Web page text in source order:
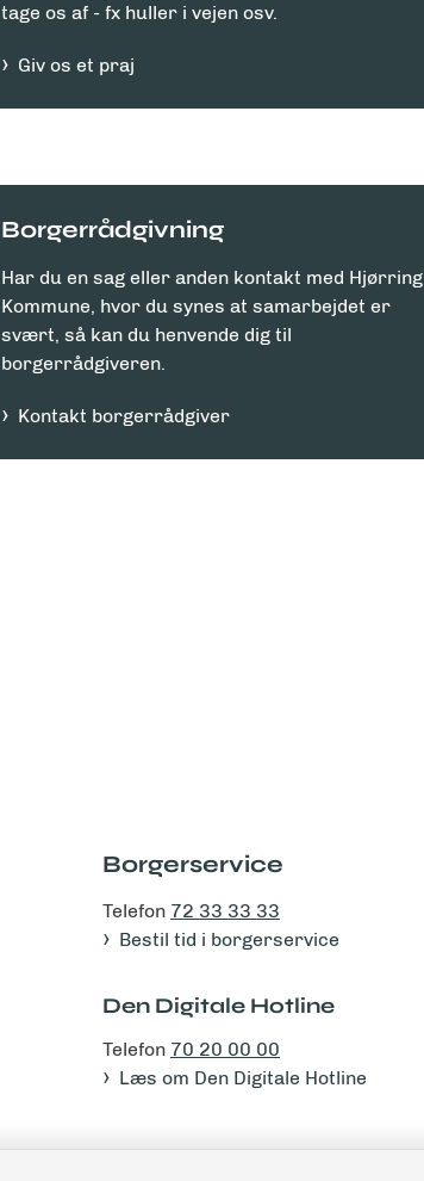
tage os af - fx huller i vejen osv.
Giv os et praj
Borgerrådgivning
Har du en sag eller anden kontakt med Hjørring
Kommune, hvor du synes at samarbejdet er
svært, så kan du henvende dig til
borgerrådgiveren.
Kontakt borgerrådgiver
Borgerservice
Telefon 72 33 33 33
Bestil tid i borgerservice
Den Digitale Hotline
Telefon 70 20 00 00
Læs om Den Digitale Hotline